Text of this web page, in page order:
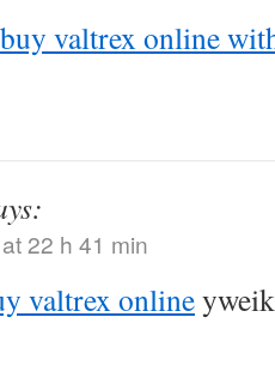
buy valtrex online
22 h 41 min
valtrex online